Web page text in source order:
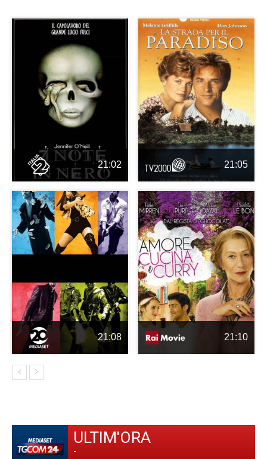
21:02 21:05
21:08 21:10
ULTIM'ORA
-